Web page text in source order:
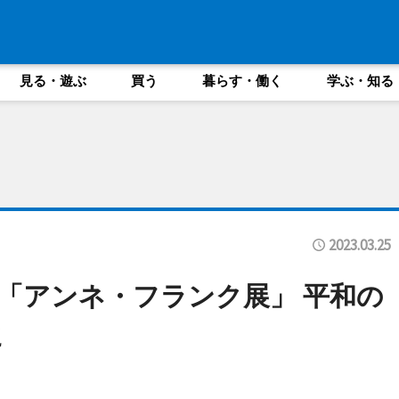
見る・遊ぶ 買う 暮らす・働く 学ぶ・知る
2023.03.25
アンネ・フランク展」 平和の